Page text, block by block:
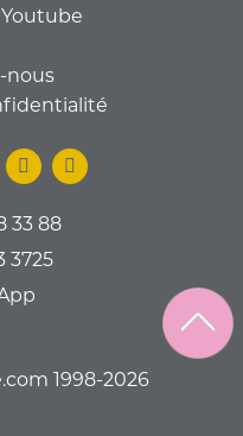
nous
33 88
3725
1998-2026